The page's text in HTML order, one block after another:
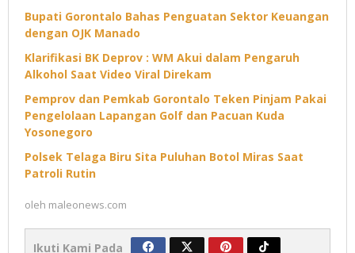
Bupati Gorontalo Bahas Penguatan Sektor Keuangan
dengan OJK Manado
Klarifikasi BK Deprov : WM Akui dalam Pengaruh
Alkohol Saat Video Viral Direkam
Pemprov dan Pemkab Gorontalo Teken Pinjam Pakai
Pengelolaan Lapangan Golf dan Pacuan Kuda
Yosonegoro
Polsek Telaga Biru Sita Puluhan Botol Miras Saat
Patroli Rutin
oleh maleonews.com
Ikuti Kami Pada